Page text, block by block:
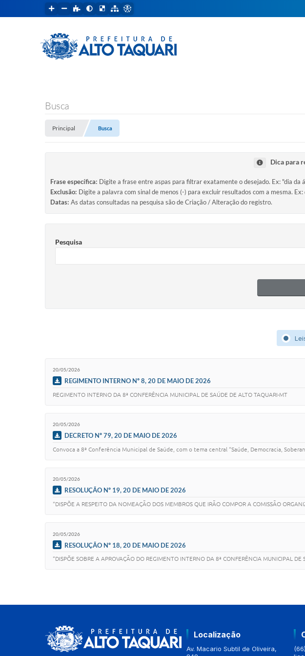
Busca
Principal Busca
Dica para
Frase específica: Digite a frase entre aspas para filtrar exatamente o desejado. Ex: "dia da
Exclusão: Digite a palavra com sinal de menos (-) para excluir resultados com a mesma. Ex:
Datas: As datas consultadas na pesquisa são de Criação / Alteração do registro.
Pesquisa
20/05/2026
REGIMENTO INTERNO Nº 8, 20 DE MAIO DE 2026
REGIMENTO INTERNO DA 8ª CONFERÊNCIA MUNICIPAL DE SAÚDE DE ALTO TAQUARI-MT
20/05/2026
DECRETO Nº 79, 20 DE MAIO DE 2026
Convoca a 8ª Conferência Municipal de Saúde, com o tema central “Saúde, Democracia,
20/05/2026
RESOLUÇÃO Nº 19, 20 DE MAIO DE 2026
“DISPÕE A RESPEITO DA NOMEAÇÃO DOS MEMBROS QUE IRÃO COMPOR A COMISSÃO
20/05/2026
RESOLUÇÃO Nº 18, 20 DE MAIO DE 2026
“DISPÕE SOBRE A APROVAÇÃO DO REGIMENTO INTERNO DA 8ª CONFERÊNCIA MUNICIPAL DE
Localização
Av. Macario Subtil de Oliveira,